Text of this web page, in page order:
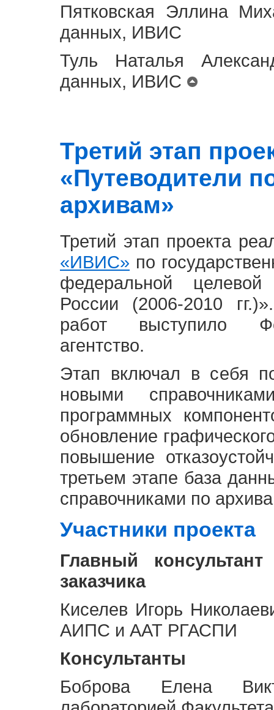
Пятковская Эллина
данных, ИВИС
Туль Наталья
данных, ИВИС
Третий этап
«Путеводители
архивам»
Третий этап проекта
«ИВИС» по
федеральной
России (2006-2010
работ выступило
агентство.
Этап включал в себя
новыми
программных
обновление
повышение
третьем этапе база
справочниками по
Участники проекта
Главный
заказчика
Киселев Игорь
АИПС и ААТ РГАСПИ
Консультанты
Боброва Елена